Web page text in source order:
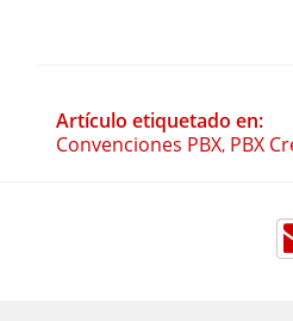
Artículo etiquetado en:
Convenciones PBX, PBX